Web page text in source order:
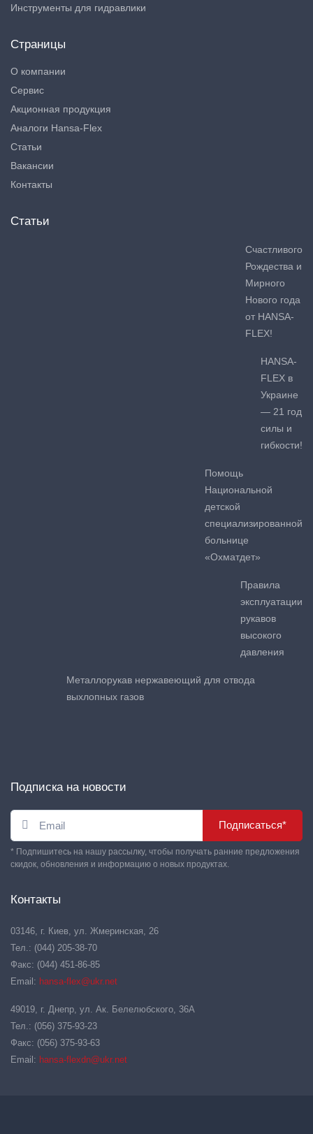
Инструменты для гидравлики
Страницы
О компании
Сервис
Акционная продукция
Аналоги Hansa-Flex
Статьи
Вакансии
Контакты
Статьи
Счастливого
Рождества и
Мирного
Нового года
от HANSA-
FLEX!
HANSA-
FLEX в
Украине
— 21 год
силы и
гибкости!
Помощь
Национальной
детской
специализированной
больнице
«Охматдет»
Правила
эксплуатации
рукавов
высокого
давления
Металлорукав нержавеющий для отвода
выхлопных газов
Подписка на новости
Подписаться*
* Подпишитесь на нашу рассылку, чтобы получать ранние предложения
скидок, обновления и информацию о новых продуктах.
Контакты
03146, г. Киев, ул. Жмеринская, 26
Тел.: (044) 205-38-70
Факс: (044) 451-86-85
Email: hansa-flex@ukr.net
49019, г. Днепр, ул. Ак. Белелюбского, 36А
Тел.: (056) 375-93-23
Факс: (056) 375-93-63
Email: hansa-flexdn@ukr.net